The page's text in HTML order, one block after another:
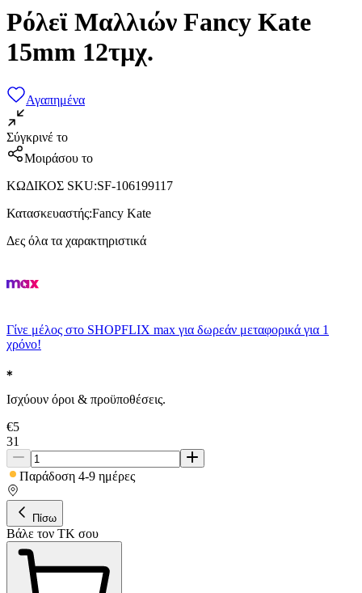
Ρόλεϊ Μαλλιών Fancy Kate
15mm 12τμχ.
Αγαπημένα
Σύγκρινέ το
Μοιράσου το
ΚΩΔΙΚΟΣ SKU:SF-106199117
Κατασκευαστής:Fancy Kate
Δες όλα τα χαρακτηριστικά
Γίνε μέλος στο SHOPFLIX max για δωρεάν μεταφορικά για 1
χρόνο!
Ισχύουν όροι & προϋποθέσεις.
€5
31
Παράδοση 4-9 ημέρες
Πίσω
Βάλε τον ΤΚ σου